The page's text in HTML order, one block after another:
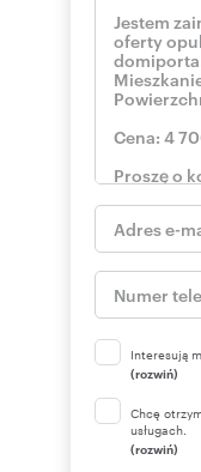
Numer oferty:
Nr licencji
Interesują
(rozwiń)
Chcę
usługach.
(rozwiń)